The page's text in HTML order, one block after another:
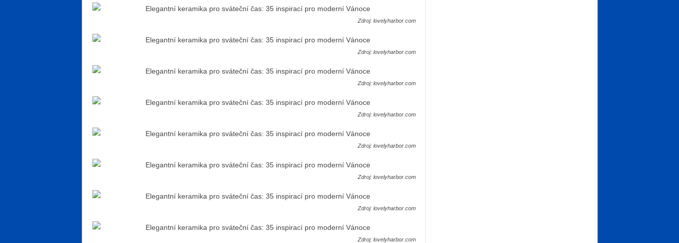
Zdroj: lovelyharbor.com
Zdroj: lovelyharbor.com
Zdroj: lovelyharbor.com
Zdroj: lovelyharbor.com
Zdroj: lovelyharbor.com
Zdroj: lovelyharbor.com
Zdroj: lovelyharbor.com
Zdroj: lovelyharbor.com